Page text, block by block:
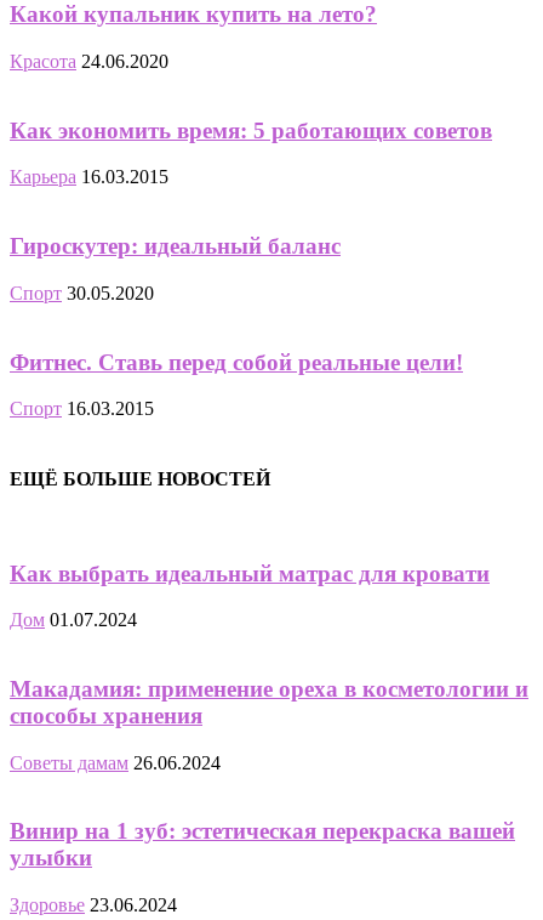
Какой купальник купить на лето?
Красота 24.06.2020
Как экономить время: 5 работающих советов
Карьера 16.03.2015
Гироскутер: идеальный баланс
Спорт 30.05.2020
Фитнес. Ставь перед собой реальные цели!
Спорт 16.03.2015
ЕЩЁ БОЛЬШЕ НОВОСТЕЙ
Как выбрать идеальный матрас для кровати
Дом 01.07.2024
Макадамия: применение ореха в косметологии и
способы хранения
Советы дамам 26.06.2024
Винир на 1 зуб: эстетическая перекраска вашей
улыбки
Здоровье 23.06.2024